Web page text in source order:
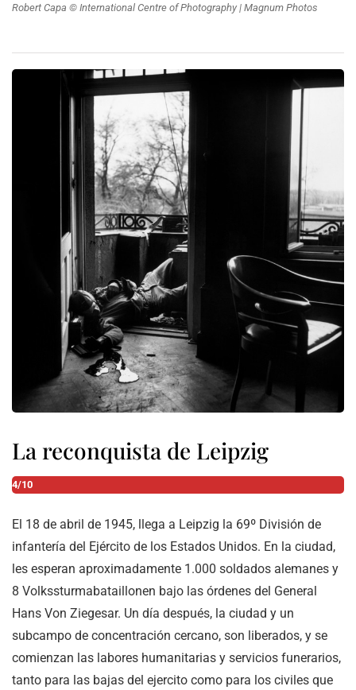
Robert Capa © International Centre of Photography | Magnum Photos
La reconquista de Leipzig
4/10
El 18 de abril de 1945, llega a Leipzig la 69º División de
infantería del Ejército de los Estados Unidos. En la ciudad,
les esperan aproximadamente 1.000 soldados alemanes y
8 Volkssturmabataillonen bajo las órdenes del General
Hans Von Ziegesar. Un día después, la ciudad y un
subcampo de concentración cercano, son liberados, y se
comienzan las labores humanitarias y servicios funerarios,
tanto para las bajas del ejercito como para los civiles que